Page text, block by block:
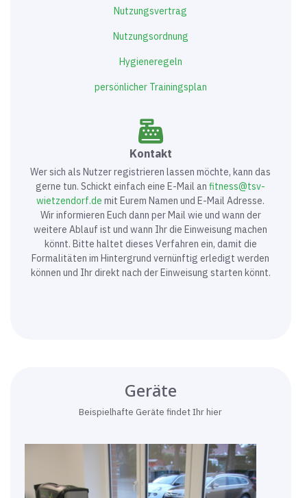
Nutzungsvertrag
Nutzungsordnung
Hygieneregeln
persönlicher Trainingsplan
Kontakt
Wer sich als Nutzer registrieren lassen möchte, kann das
gerne tun. Schickt einfach eine E-Mail anfitness@tsv-
wietzendorf.de mit Eurem Namen und E-Mail Adresse.
Wir informieren Euch dann per Mail wie und wann der
weitere Ablauf ist und wann Ihr die Einweisung machen
könnt. Bitte haltet dieses Verfahren ein, damit die
Formalitäten im Hintergrund vernünftig erledigt werden
können und Ihr direkt nach der Einweisung starten könnt.
Geräte
Beispielhafte Geräte findet Ihr hier